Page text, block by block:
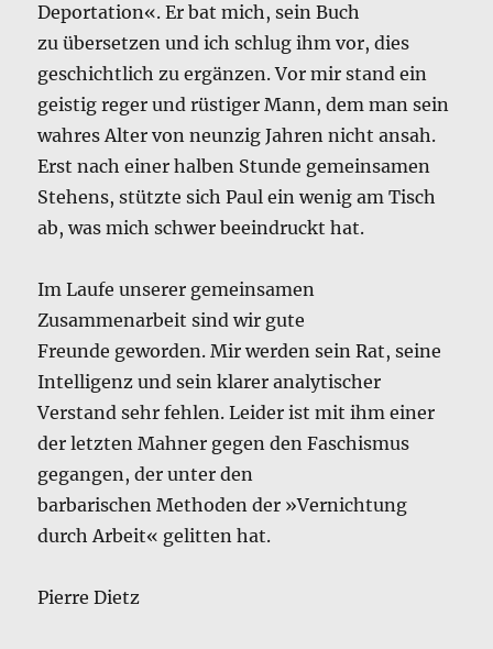
Deportation«. Er bat mich, sein Buch
zu übersetzen und ich schlug ihm vor, dies
geschichtlich zu ergänzen. Vor mir stand ein
geistig reger und rüstiger Mann, dem man sein
wahres Alter von neunzig Jahren nicht ansah.
Erst nach einer halben Stunde gemeinsamen
Stehens, stützte sich Paul ein wenig am Tisch
ab, was mich schwer beeindruckt hat.
Im Laufe unserer gemeinsamen
Zusammenarbeit sind wir gute
Freunde geworden. Mir werden sein Rat, seine
Intelligenz und sein klarer analytischer
Verstand sehr fehlen. Leider ist mit ihm einer
der letzten Mahner gegen den Faschismus
gegangen, der unter den
barbarischen Methoden der »Vernichtung
durch Arbeit« gelitten hat.
Pierre Dietz